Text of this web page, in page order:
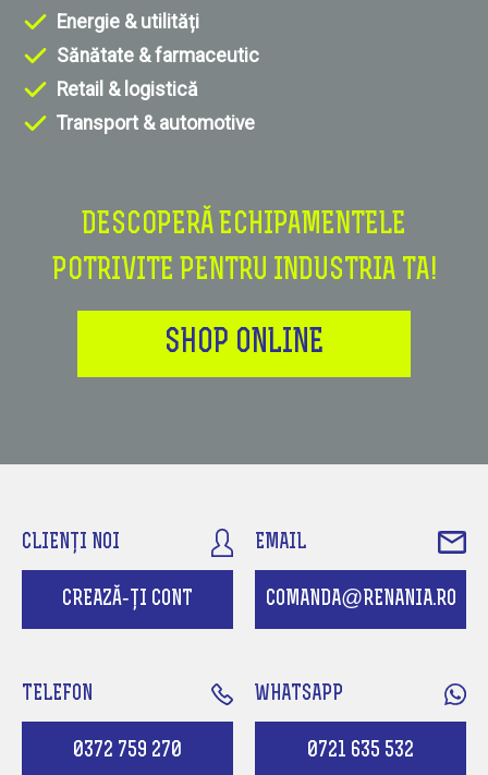
Energie & utilități
Sănătate & farmaceutic
Retail & logistică
Transport & automotive
DESCOPERĂ ECHIPAMENTELE
POTRIVITE PENTRU INDUSTRIA TA!
SHOP ONLINE
CLIENȚI NOI
CREAZĂ-ȚI CONT
EMAIL
COMANDA@RENANIA.RO
TELEFON
0372 759 270
WHATSAPP
0721 635 532